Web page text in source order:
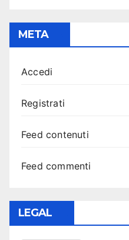
META
Accedi
Registrati
Feed contenuti
Feed commenti
LEGAL